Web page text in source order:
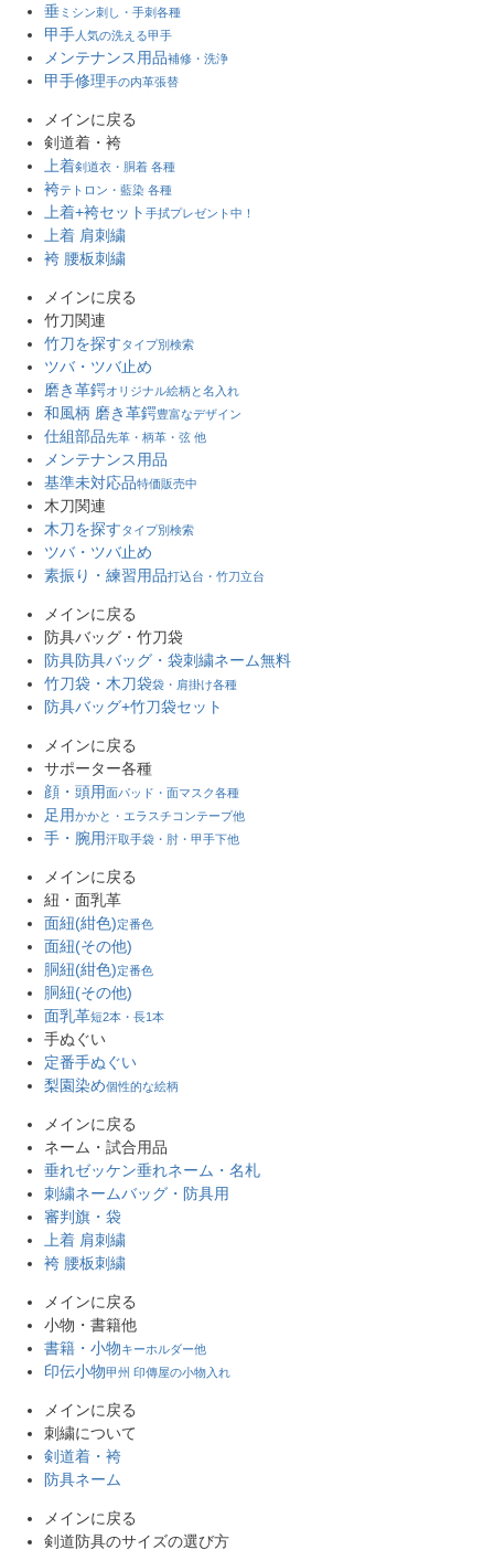
垂 ミシン刺し・手刺各種
甲手 人気の洗える甲手
メンテナンス用品補修・洗浄
甲手修理手の内革張替
メインに戻る
剣道着・袴
上着剣道衣・胴着 各種
袴テトロン・藍染 各種
上着+袴セット 手拭プレゼント中！
上着 肩刺繍
袴 腰板刺繍
メインに戻る
竹刀関連
竹刀を探すタイプ別検索
ツバ・ツバ止め
磨き革鍔オリジナル絵柄と名入れ
和風柄 磨き革鍔豊富なデザイン
仕組部品先革・柄革・弦 他
メンテナンス用品
基準未対応品特価販売中
木刀関連
木刀を探すタイプ別検索
ツバ・ツバ止め
素振り・練習用品打込台・竹刀立台
メインに戻る
防具バッグ・竹刀袋
防具防具バッグ・袋刺繍ネーム無料
竹刀袋・木刀袋袋・肩掛け各種
防具バッグ+竹刀袋セット
メインに戻る
サポーター各種
顔・頭用面パッド・面マスク各種
足用かかと・エラスチコンテープ他
手・腕用汗取手袋・肘・甲手下他
メインに戻る
紐・面乳革
面紐(紺色)定番色
面紐(その他)
胴紐(紺色)定番色
胴紐(その他)
面乳革短2本・長1本
手ぬぐい
定番手ぬぐい
梨園染め個性的な絵柄
メインに戻る
ネーム・試合用品
垂れゼッケン垂れネーム・名札
刺繍ネームバッグ・防具用
審判旗・袋
上着 肩刺繍
袴 腰板刺繍
メインに戻る
小物・書籍他
書籍・小物キーホルダー他
印伝小物甲州 印傳屋の小物入れ
メインに戻る
刺繍について
剣道着・袴
防具ネーム
メインに戻る
剣道防具のサイズの選び方